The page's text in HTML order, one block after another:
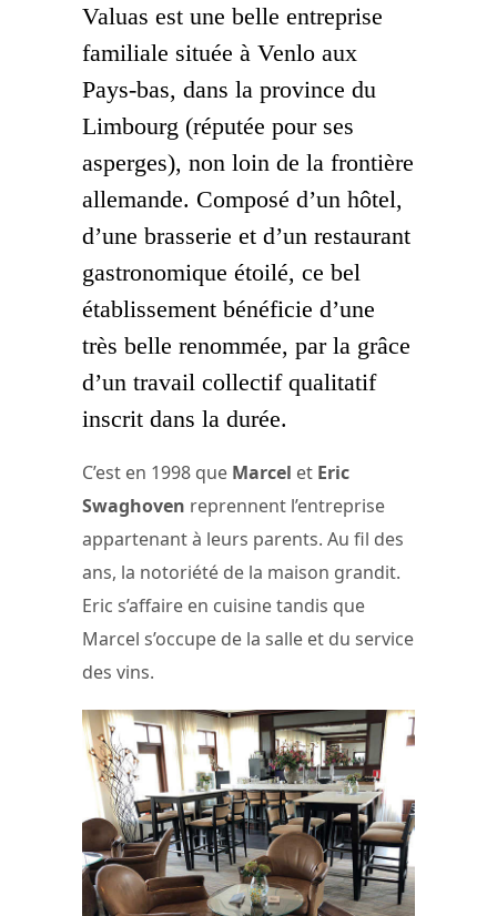
Valuas est une belle entreprise
familiale située à Venlo aux
Pays-bas, dans la province du
Limbourg (réputée pour ses
asperges), non loin de la frontière
allemande. Composé d’un hôtel,
d’une brasserie et d’un restaurant
gastronomique étoilé, ce bel
établissement bénéficie d’une
très belle renommée, par la grâce
d’un travail collectif qualitatif
inscrit dans la durée.
C’est en 1998 que Marcel et Eric
Swaghoven reprennent l’entreprise
appartenant à leurs parents. Au fil des
ans, la notoriété de la maison grandit.
Eric s’affaire en cuisine tandis que
Marcel s’occupe de la salle et du service
des vins.